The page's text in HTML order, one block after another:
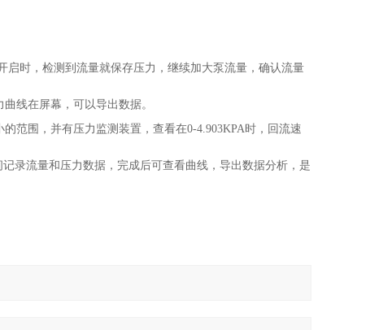
时，检测到流量就保存压力，继续加大泵流量，确认流量
线在屏幕，可以导出数据。
范围，并有压力监测装置，查看在0-4.903KPA时，回流速
录流量和压力数据，完成后可查看曲线，导出数据分析，是